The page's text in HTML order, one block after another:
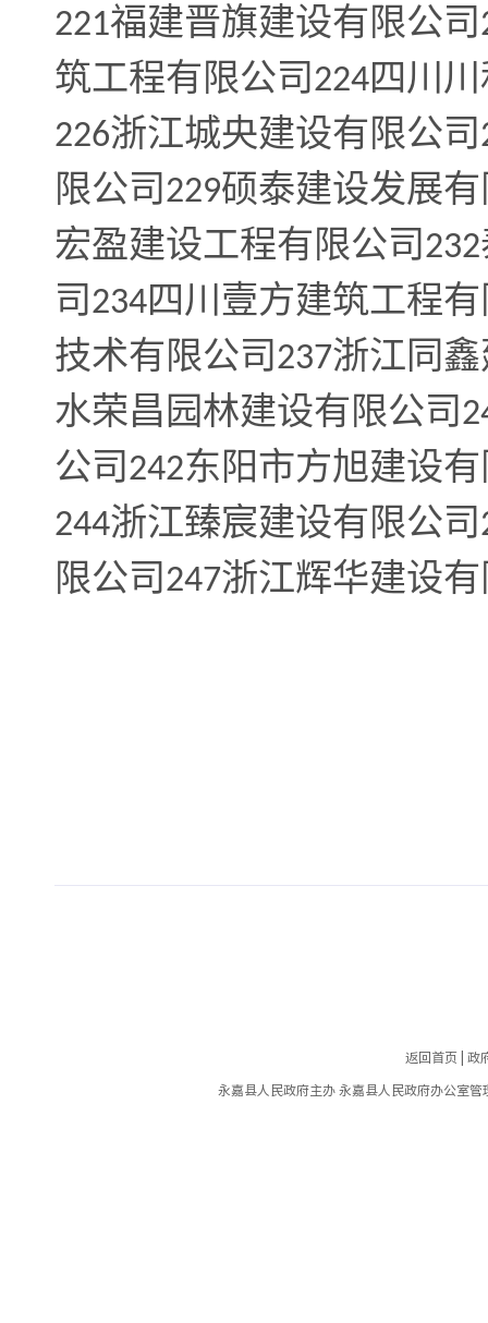
221福建晋旗建设有限公司
筑工程有限公司 224四川
226浙江城央建设有限公司
限公司 229硕泰建设发展
宏盈建设工程有限公司 232
司 234四川壹方建筑工程
技术有限公司 237浙江同
水荣昌园林建设有限公司
公司 242东阳市方旭建设
244浙江臻宸建设有限公司
限公司 247浙江辉华建设
返回首页 | 政
永嘉县人民政府主办 永嘉县人民政府办公室